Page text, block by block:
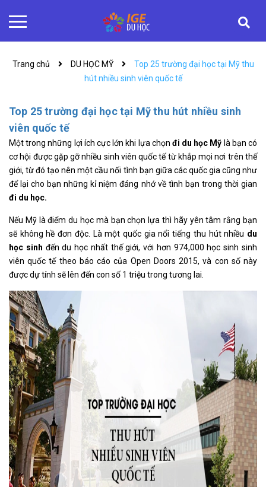
Trang chủ DU HỌC MỸ
Top 25 trường đại học tại Mỹ thu
hút nhiều sinh viên quốc tế
Top 25 trường đại học tại Mỹ thu hút nhiều sinh
viên quốc tế
Một trong những lợi ích cực lớn khi lựa chọn đi du học Mỹ là bạn có
cơ hội được gặp gỡ nhiều sinh viên quốc tế từ khắp mọi nơi trên thế
giới, từ đó tạo nên một cầu nối tình bạn giữa các quốc gia cũng như
để lại cho bạn những kỉ niệm đáng nhớ về tình bạn trong thời gian
đi du học.
Nếu Mỹ là điểm du học mà bạn chọn lựa thì hãy yên tâm rằng bạn
sẽ không hề đơn độc. Là một quốc gia nổi tiếng thu hút nhiều du
học sinh đến du học nhất thế giới, với hơn 974,000 học sinh sinh
viên quốc tế theo báo cáo của Open Doors 2015, và con số này
được dự tính sẽ lên đến con số 1 triệu trong tương lai.